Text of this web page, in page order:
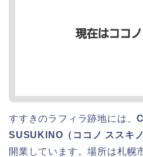
すすきのラフィラ跡地には、
SUSUKINO（ココノ ススキノ
開業しています。場所は札幌